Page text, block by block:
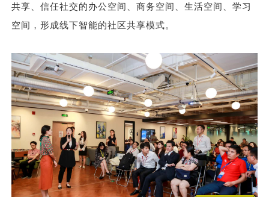
共享、信任社交的办公空间、商务空间、生活空间、学习
空间，形成线下智能的社区共享模式。